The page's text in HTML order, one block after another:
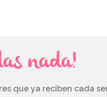
nada!
que ya reciben cada